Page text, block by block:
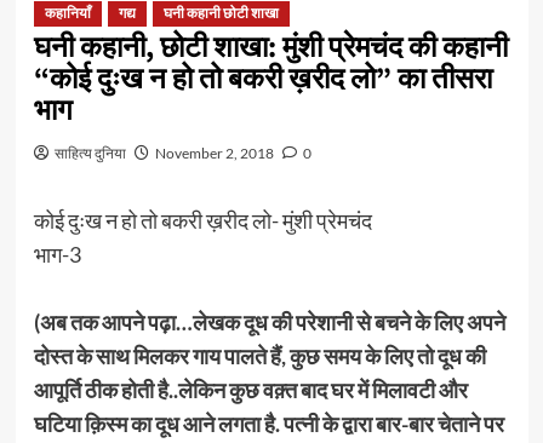
कहानियाँ गद्य घनी कहानी छोटी शाखा
घनी कहानी, छोटी शाखा: मुंशी प्रेमचंद की कहानी
“कोई दुःख न हो तो बकरी ख़रीद लो” का तीसरा
भाग
साहित्य दुनिया November 2, 2018 0
कोई दुःख न हो तो बकरी ख़रीद लो- मुंशी प्रेमचंद
भाग-3
(अब तक आपने पढ़ा…लेखक दूध की परेशानी से बचने के लिए अपने
दोस्त के साथ मिलकर गाय पालते हैं, कुछ समय के लिए तो दूध की
आपूर्ति ठीक होती है..लेकिन कुछ वक़्त बाद घर में मिलावटी और
घटिया क़िस्म का दूध आने लगता है. पत्नी के द्वारा बार-बार चेताने पर